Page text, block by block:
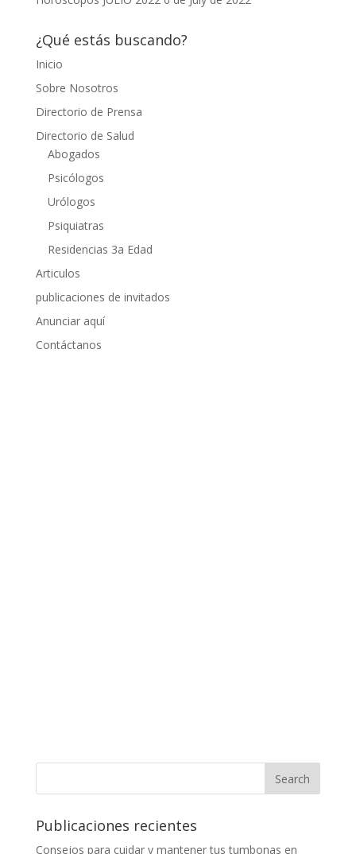
¿Qué estás buscando?
Inicio
Sobre Nosotros
Directorio de Prensa
Directorio de Salud
Abogados
Psicólogos
Urólogos
Psiquiatras
Residencias 3a Edad
Articulos
publicaciones de invitados
Anunciar aquí
Contáctanos
Publicaciones recientes
Consejos para cuidar y mantener tus tumbonas en